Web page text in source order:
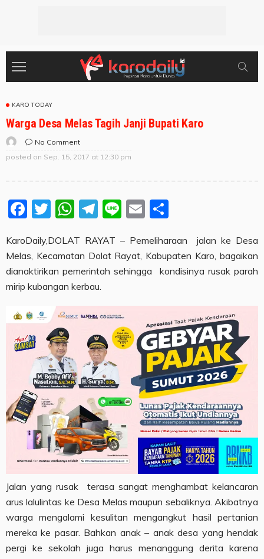
KARO TODAY
Warga Desa Melas Tagih Janji Bupati Karo
No Comment
posted on Sep. 15, 2017 at 12:30 pm
Facebook
Twitter
WhatsApp
Telegram
LineEmail
KaroDaily,DOLAT RAYAT – Pemeliharaan jalan ke Desa
Melas, Kecamatan Dolat Rayat, Kabupaten Karo, bagaikan
dianaktirikan pemerintah sehingga kondisinya rusak parah
mirip kubangan kerbau.
Jalan yang rusak terasa sangat menghambat kelancaran
arus lalulintas ke Desa Melas maupun sebaliknya. Akibatnya
warga mengalami kesulitan mengangkut hasil pertanian
mereka ke pasar. Bahkan anak – anak desa yang hendak
pergi ke sekolah juga harus menanggung derita karena